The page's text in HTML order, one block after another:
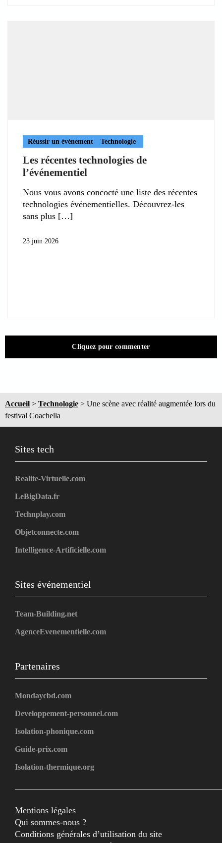
Réussir un événement Technologie
Les récentes technologies de
l’événementiel
Nous vous avons concocté une liste des récentes
technologies événementielles. Découvrez-les
sans plus
23 juin 2026
Cliquez pour commenter
Accueil > Technologie > Une scène avec réalité augmentée lors du
festival Coachella
Sites tech
Realite-Virtuelle.com
LeBigData.fr
Technplay.com
Objetconnecte.com
Intelligence-Artificielle.com
Sites événementiel
Team-Building.net
AgenceEvenementielle.com
Partenaires
Mondaycbd.com
Developpement-personnel.com
Isolation-phonique.com
Guide-prix.com
Isolation-thermique.org
Mentions légales
Qui sommes-nous ?
Conditions générales d’utilisation du site